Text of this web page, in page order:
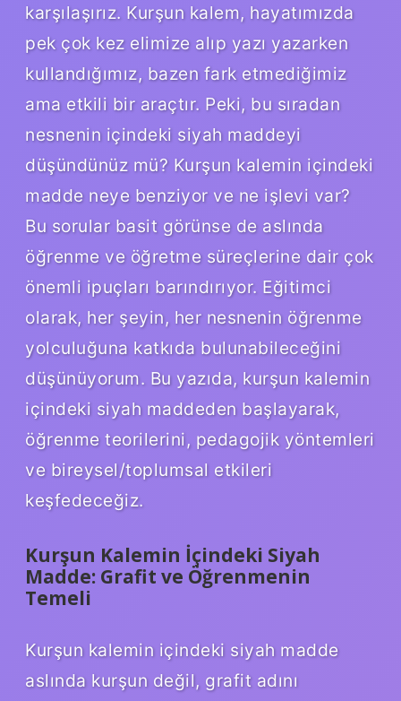
karşılaşırız. Kurşun kalem, hayatımızda
pek çok kez elimize alıp yazı yazarken
kullandığımız, bazen fark etmediğimiz
ama etkili bir araçtır. Peki, bu sıradan
nesnenin içindeki siyah maddeyi
düşündünüz mü? Kurşun kalemin içindeki
madde neye benziyor ve ne işlevi var?
Bu sorular basit görünse de aslında
öğrenme ve öğretme süreçlerine dair çok
önemli ipuçları barındırıyor. Eğitimci
olarak, her şeyin, her nesnenin öğrenme
yolculuğuna katkıda bulunabileceğini
düşünüyorum. Bu yazıda, kurşun kalemin
içindeki siyah maddeden başlayarak,
öğrenme teorilerini, pedagojik yöntemleri
ve bireysel/toplumsal etkileri
keşfedeceğiz.
Kurşun Kalemin İçindeki Siyah
Madde: Grafit ve Öğrenmenin
Temeli
Kurşun kalemin içindeki siyah madde
aslında kurşun değil, grafit adını